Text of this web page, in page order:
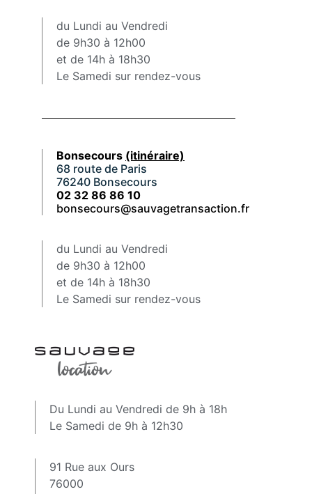
du Lundi au Vendredi
de 9h30 à 12h00
et de 14h à 18h30
Le Samedi sur rendez-vous
Bonsecours (itinéraire)
68 route de Paris
76240 Bonsecours
02 32 86 86 10
bonsecours@sauvagetransaction.fr
du Lundi au Vendredi
de 9h30 à 12h00
et de 14h à 18h30
Le Samedi sur rendez-vous
Du Lundi au Vendredi de 9h à 18h
Le Samedi de 9h à 12h30
91 Rue aux Ours
76000